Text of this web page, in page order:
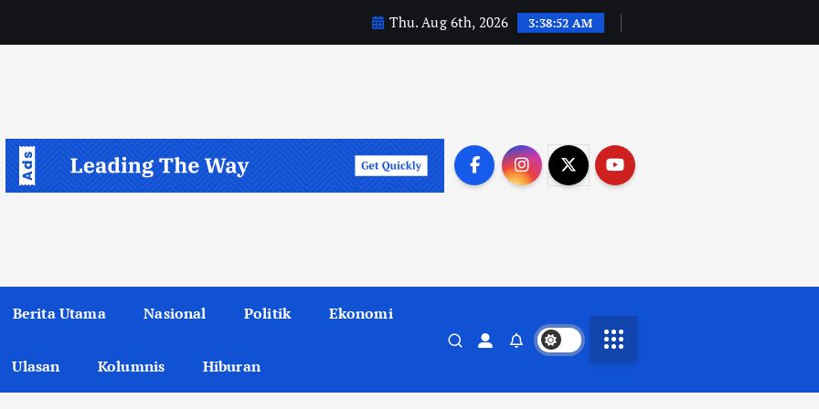
Thu. Aug 6th, 2026 3:38:53 AM
Berita Utama Nasional Politik Ekonomi
Ulasan Kolumnis Hiburan